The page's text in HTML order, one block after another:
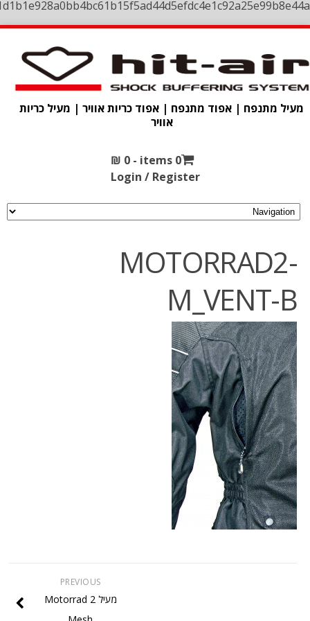
מעיל מתנפח | אפוד מתנפח | אפוד כריות אוויר | מעיל כריות
אוויר
0 items -
₪ 0
Login / Register
MOTORRAD2-
M_VENT-B
PREVIOUS
מעיל Motorrad 2